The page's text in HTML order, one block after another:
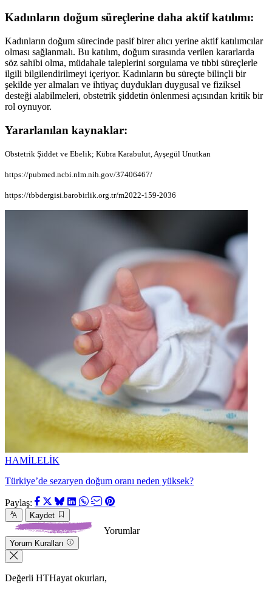
Kadınların doğum süreçlerine daha aktif katılımı:
Kadınların doğum sürecinde pasif birer alıcı yerine aktif katılımcılar
olması sağlanmalı. Bu katılım, doğum sırasında verilen kararlarda
söz sahibi olma, müdahale taleplerini sorgulama ve tıbbi süreçlerle
ilgili bilgilendirilmeyi içeriyor. Kadınların bu süreçte bilinçli bir
şekilde yer almaları ve ihtiyaç duydukları duygusal ve fiziksel
desteği alabilmeleri, obstetrik şiddetin önlenmesi açısından kritik bir
rol oynuyor.
Yararlanılan kaynaklar:
Obstetrik Şiddet ve Ebelik; Kübra Karabulut, Ayşegül Unutkan
https://pubmed.ncbi.nlm.nih.gov/37406467/
https://tbbdergisi.barobirlik.org.tr/m2022-159-2036
HAMİLELİK
Türkiye’de sezaryen doğum oranı neden yüksek?
Paylaş:
Kaydet
Yorumlar
Yorum Kuralları
Değerli HTHayat okurları,